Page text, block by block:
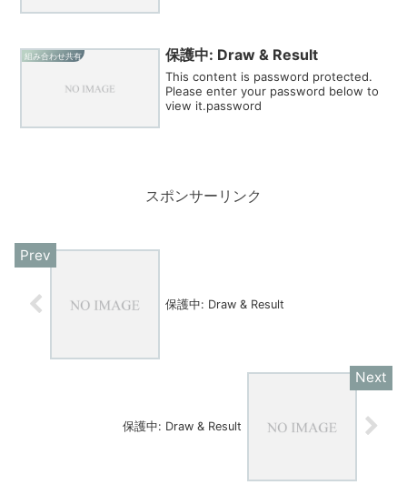
組み合わせ共有 保護中: Draw & Result
This content is password protected.
Please enter your password below to
view it.password
スポンサーリンク
保護中: Draw & Result
保護中: Draw & Result